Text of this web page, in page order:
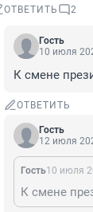
ОТВЕТИТЬ 2
Гость
10 июля
К смене
ОТВЕТИТЬ
Гость
12 июля
Гость10 июля
К смене